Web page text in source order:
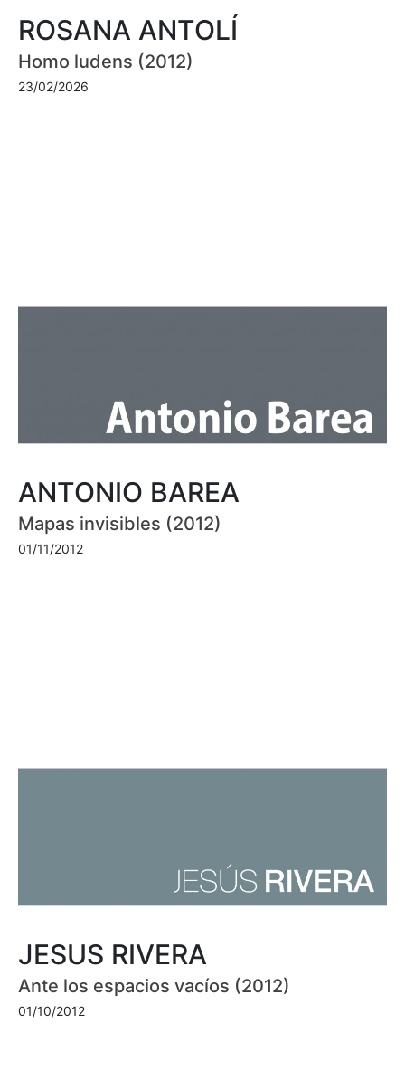
ROSANA ANTOLÍ
Homo ludens (2012)
23/02/2026
ANTONIO BAREA
Mapas invisibles (2012)
01/11/2012
JESUS RIVERA
Ante los espacios vacíos (2012)
01/10/2012